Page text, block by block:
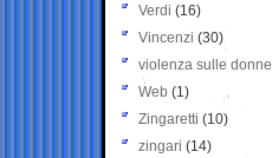
Verdi (16)
Vincenzi (30)
violenza sulle donne
Web (1)
Zingaretti (10)
zingari (14)